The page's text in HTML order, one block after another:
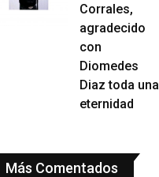
Corrales,
agradecido
con
Diomedes
Diaz toda una
eternidad
Más Comentados